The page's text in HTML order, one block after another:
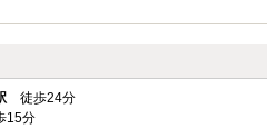
徒歩24分
15分